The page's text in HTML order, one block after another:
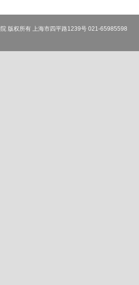
版权所有 上海市四平路1239号 021-65985598